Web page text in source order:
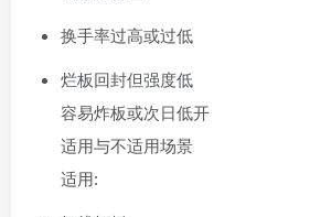
换手率过高或过低
烂板回封但强度低
容易炸板或次日低开
适用与不适用场景
适用: